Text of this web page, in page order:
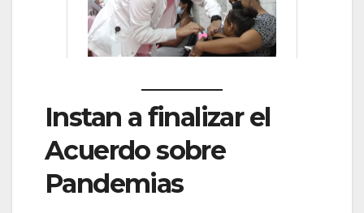
Instan a finalizar el
Acuerdo sobre
Pandemias